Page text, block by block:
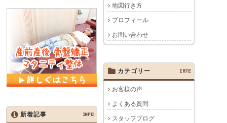
地図行き方
プロフィール
お問い合わせ
カテゴリー CATE
お客様の声
よくある質問
スタッフブログ
新着記事 INFO